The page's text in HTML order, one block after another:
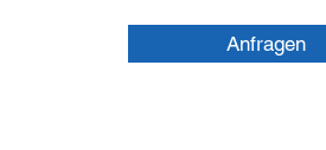
Anfragen